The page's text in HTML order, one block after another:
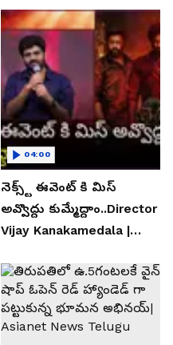
నెక్స్ట్ ఈవెంట్ కి మిస్
అవ్వొద్దు కుమ్మేద్దాం..Director
Vijay Kanakamedala |
04:00